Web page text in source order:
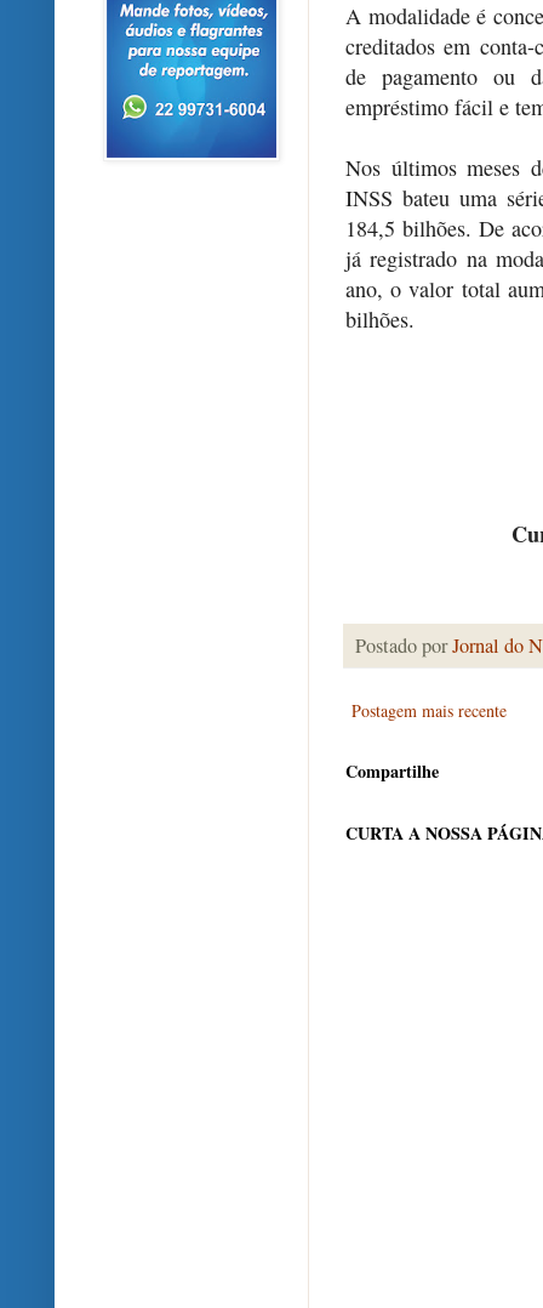
A modalidade é
creditados em
de pagamento ou
empréstimo fácil e
Nos últimos meses
INSS bateu uma
184,5 bilhões. De
já registrado na
ano, o valor total
bilhões.
Postado porJornal do
Postagem mais recente
Compartilhe
CURTA A NOSSA